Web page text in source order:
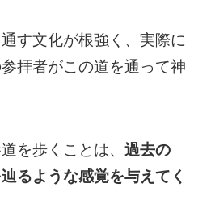
す文化が根強く、実際に
拝者がこの道を通って神
を歩くことは、 過去の
るような感覚を与えてく